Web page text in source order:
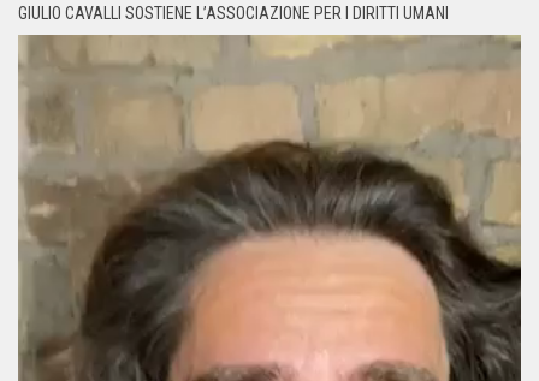
GIULIO CAVALLI SOSTIENE L’ASSOCIAZIONE PER I DIRITTI UMANI
Player